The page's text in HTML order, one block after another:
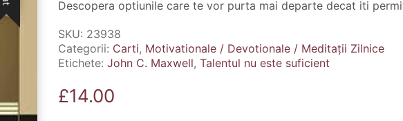
Descopera optiunile care te vor purta mai departe decat iti
SKU: 23938
Categorii: Carti, Motivationale / Devotionale / Meditații Zilnice
Etichete: John C. Maxwell, Talentul nu este suficient
£14.00